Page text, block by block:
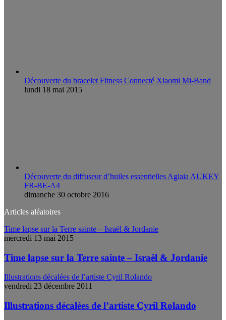
Découverte du bracelet Fitness Connecté Xiaomi Mi-Band
lundi 18 mai 2015
Découverte du diffuseur d’huiles essentielles Aglaia AUKEY
FR-BE-A4
dimanche 30 octobre 2016
Articles aléatoires
Time lapse sur la Terre sainte – Israël & Jordanie
mercredi 13 mai 2015
Time lapse sur la Terre sainte – Israël & Jordanie
Illustrations décalées de l’artiste Cyril Rolando
vendredi 23 décembre 2011
Illustrations décalées de l’artiste Cyril Rolando